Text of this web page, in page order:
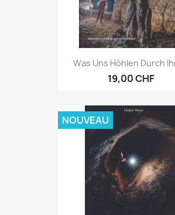
Was Uns Höhlen Durch
19,00 CHF
NOUVEAU